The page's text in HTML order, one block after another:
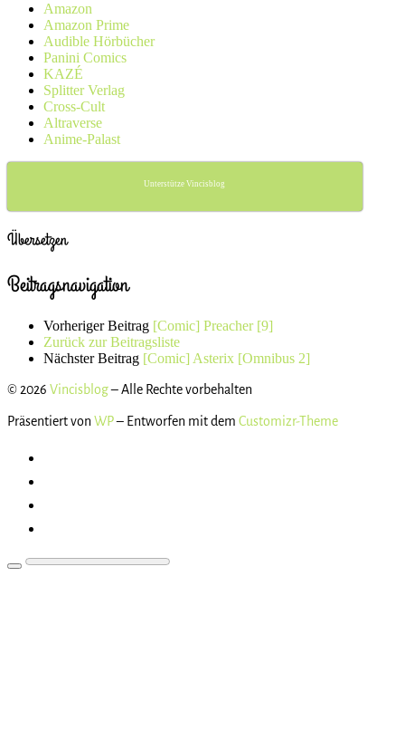
Amazon
Amazon Prime
Audible Hörbücher
Panini Comics
KAZÉ
Splitter Verlag
Cross-Cult
Altraverse
Anime-Palast
Unterstütze Vincisblog
Übersetzen
Beitragsnavigation
Vorheriger Beitrag [Comic] Preacher [9]
Zurück zur Beitragsliste
Nächster Beitrag [Comic] Asterix [Omnibus 2]
© 2026 Vincisblog– Alle Rechte vorbehalten
Präsentiert von WP– Entworfen mit dem Customizr-Theme